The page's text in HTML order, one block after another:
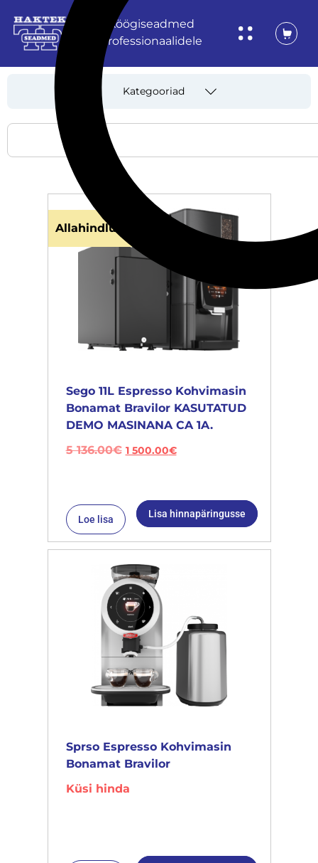
Köögiseadmed
professionaalidele
Kategooriad
Allahindlus!
Sego 11L Espresso Kohvimasin
Bonamat Bravilor KASUTATUD
DEMO MASINANA CA 1A.
5 136.00€ 1 500.00€
Loe lisa Lisa hinnapäringusse
Sprso Espresso Kohvimasin
Bonamat Bravilor
Küsi hinda